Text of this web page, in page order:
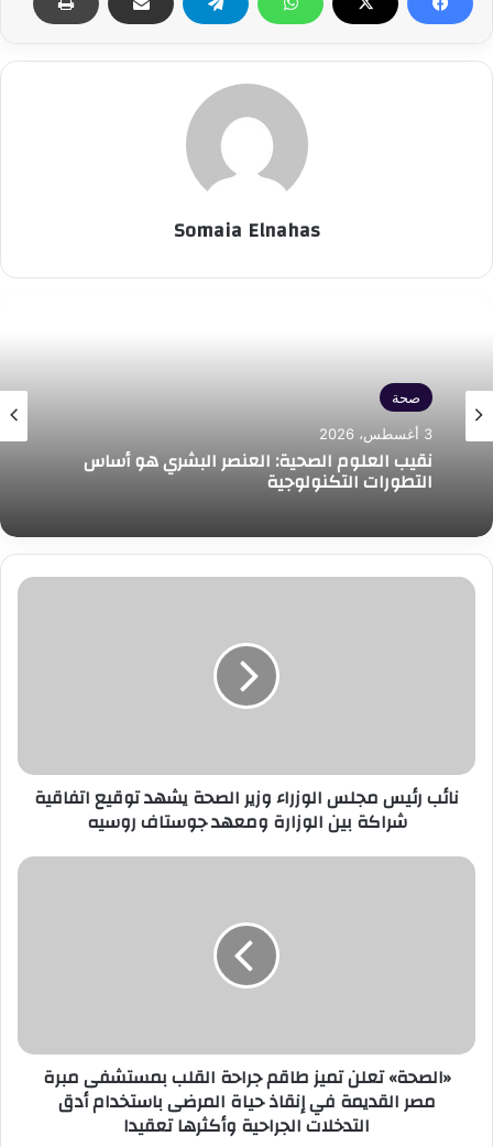
Somaia Elnahas
صحة
3 أغسطس، 2026
نقيب العلوم الصحية: العنصر البشري هو أساس
التطورات التكنولوجية
نائب
اتفاقية
شراكة
ومعهد
نائب رئيس مجلس الوزراء وزير الصحة يشهد توقيع اتفاقية
شراكة بين الوزارة ومعهد جوستاف روسيه
«الصحة»
مصر
القديمة«الصحة» تعلن تميز طاقم جراحة القلب بمستشفى مبرة
مصر القديمة في إنقاذ حياة المرضى باستخدام أدق
التدخلات الجراحية وأكثرها تعقيدا